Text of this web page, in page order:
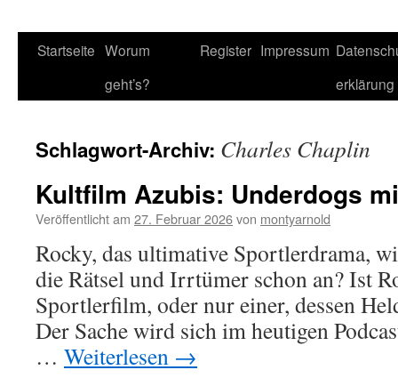
Startseite Worum
geht’s?
Register Impressum
erklärung
Schlagwort-Archiv: Charles Chaplin
Kultfilm Azubis: Underdogs
Veröffentlicht am 27. Februar 2026von montyarnold
Rocky, das ultimative Sportlerdrama,
die Rätsel und Irrtümer schon an? Ist
Sportlerfilm, oder nur einer, dessen
Der Sache wird sich im heutigen
… Weiterlesen →